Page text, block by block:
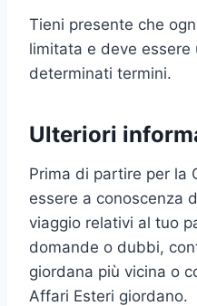
Tieni presente che
limitata e deve
determinati termini.
Ulteriori
Prima di partire per la
essere a conoscenza
viaggio relativi al tuo
domande o dubbi,
giordana più vicina o
Affari Esteri giordano.